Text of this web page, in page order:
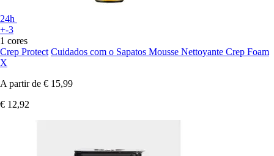
24h
+-3
1 cores
Crep Protect Cuidados com o Sapatos Mousse Nettoyante Crep Foam
X
A partir de € 15,99
€ 12,92